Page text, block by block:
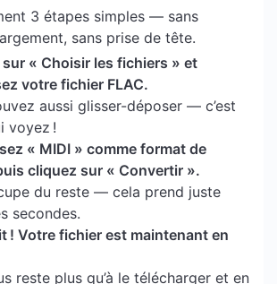
3 étapes simples — sans
sans prise de tête.
« Choisir les fichiers » et
votre fichier FLAC.
aussi glisser-déposer — c’est
voyez !
« MIDI » comme format de
cliquez sur « Convertir ».
du reste — cela prend juste
secondes.
! Votre fichier est maintenant en
reste plus qu’à le télécharger et en